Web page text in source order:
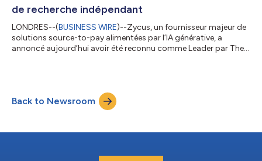
de recherche indépendant
LONDRES--(BUSINESS WIRE)--Zycus, un fournisseur majeur de
solutions source-to-pay alimentées par l’IA générative, a
annoncé aujourd’hui avoir été reconnu comme Leader par The
lumière l’engagement de Zycus en faveur de l’innovation et de la
réussite de ses clients. Les 9 fournisseurs évalués ont été notés
Back to Newsroom